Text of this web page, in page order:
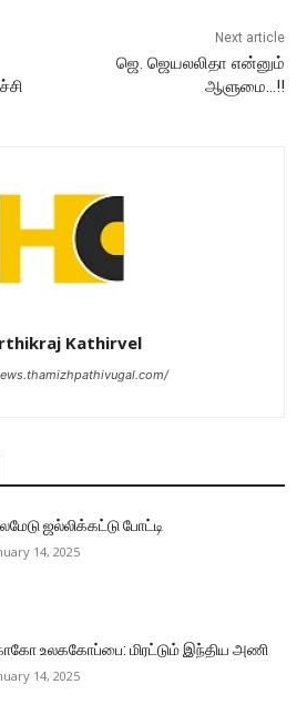
Next article
ஜெ. ஜெயலலிதா என்னும்
ஆளுமை…!!
Kathirvel
ஜல்லிக்கட்டு போட்டி
14, 2025
உலககோப்பை: மிரட்டும் இந்திய அணி
14, 2025